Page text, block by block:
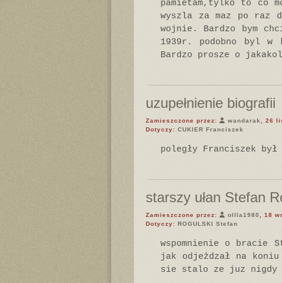
pamietam,tylko to co
wyszla za maz po
wojnie. Bardzo bym
1939r. podobno byl
Bardzo prosze o
uzupełnienie biografii
Zamieszczone przez: wandarak
, 26
Dotyczy: CUKIER Franciszek
poległy Franciszek
starszy ułan Stefan
Zamieszczone przez: ollla1980
, 18
Dotyczy: ROGULSKI Stefan
wspomnienie o bracie
jak odjeżdzał na
sie stalo ze juz